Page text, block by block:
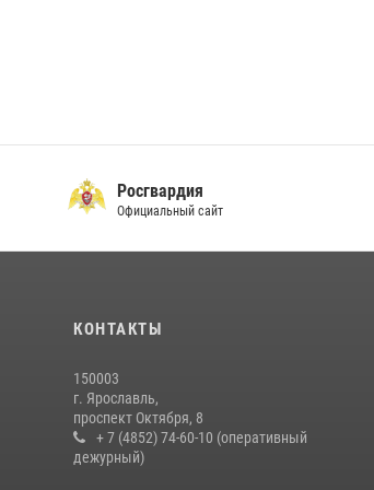
Росгвардия
Официальный сайт
КОНТАКТЫ
150003
г. Ярославль,
проспект Октября, 8
+ 7 (4852) 74-60-10 (оперативный
дежурный)